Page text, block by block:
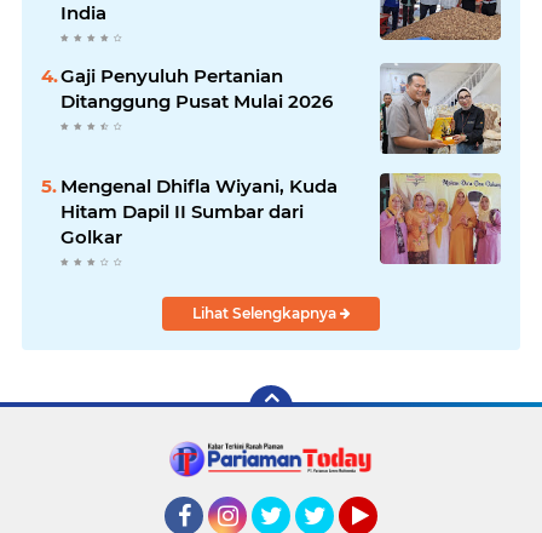
India
Gaji Penyuluh Pertanian
Ditanggung Pusat Mulai 2026
Mengenal Dhifla Wiyani, Kuda
Hitam Dapil II Sumbar dari
Golkar
Lihat Selengkapnya